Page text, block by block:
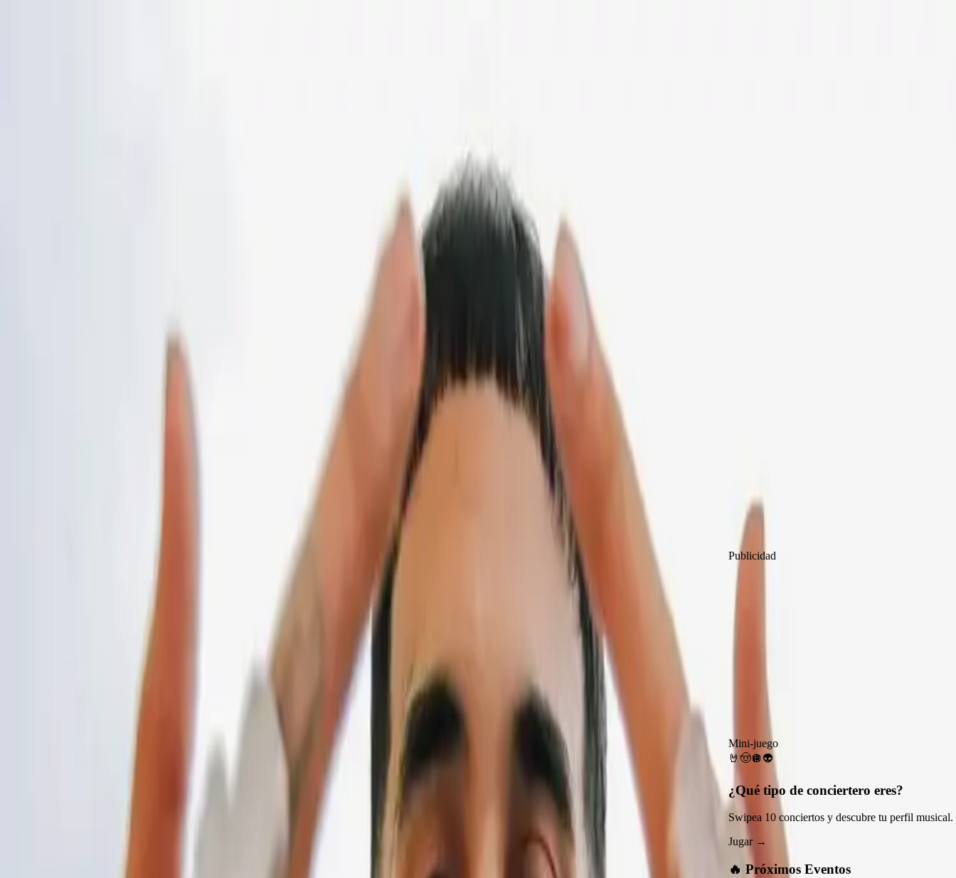
El regreso de Young Miko al Dale Mixx
Publicidad
Mini-juego
🤘 🤠🪩 👽
¿Qué tipo de conciertero eres?
Swipea 10 conciertos y descubre tu perfil musical.
Jugar →
🔥 Próximos Eventos